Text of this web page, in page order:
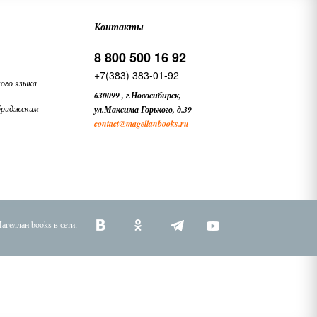
языка
Контакты
8 800 500 16 92
+7(383) 383-01-92
630099, г.Новосибирск,
ул.Максима Горького, д.39
contact@magellanbooks.ru
books в сети: